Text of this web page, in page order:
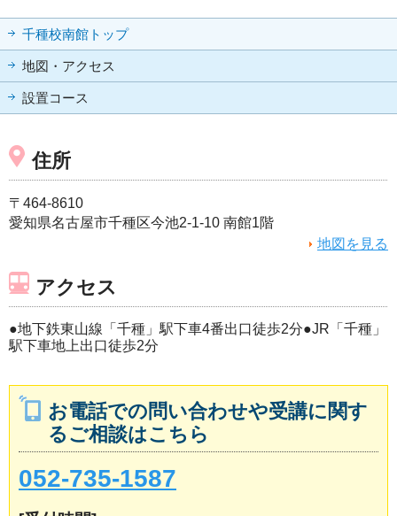
千種校南館トップ
地図・アクセス
設置コース
住所
〒464-8610
愛知県名古屋市千種区今池2-1-10 南館1階
地図を見る
アクセス
●地下鉄東山線「千種」駅下車4番出口徒歩2分●JR「千種」
駅下車地上出口徒歩2分
お電話での問い合わせや受講に関す
るご相談はこちら
052-735-1587